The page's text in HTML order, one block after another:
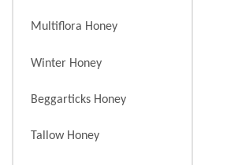
Multiflora Honey
Winter Honey
Beggarticks Honey
Tallow Honey